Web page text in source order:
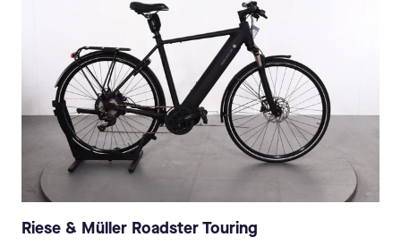
Riese & Müller Roadster Touring